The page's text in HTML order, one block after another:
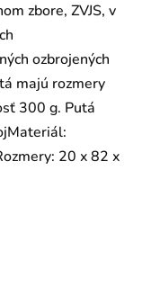
zbore, ZVJS, v
ozbrojených
majú rozmery
300 g. Putá
20 x 82 x